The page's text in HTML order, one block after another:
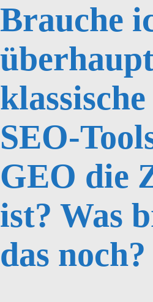
Brauche
SEO-
GEO die
ist? Was
das noch?